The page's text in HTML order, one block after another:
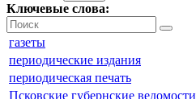
Ключевые слова:
газеты
периодические издания
периодическая печать
Псковские губернские ведомости